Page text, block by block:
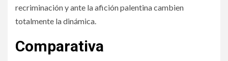
recriminación y ante la afición palentina cambien
totalmente la dinámica.
Comparativa